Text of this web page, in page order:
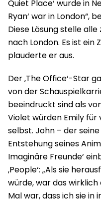
Quiet Place‘ wurde in
Ryan‘ war in London“,
Diese Lösung stelle
nach London. Es ist ein
plauderte er aus.
Der ‚The Office‘-Star
von der
beeindruckt sind als
Violet würden Emily
selbst. John – der
Entstehung seines
Imaginäre Freunde‘
‚People‘: „Als sie
würde, war das
Mal war, dass ich sie